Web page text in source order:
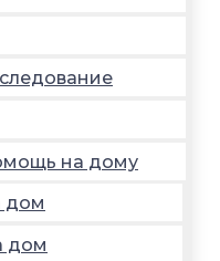
на дому
дом
дом